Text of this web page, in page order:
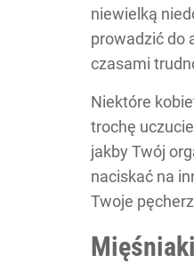
niewielką
prowadzić do
czasami
Niektóre
trochę
jakby Twój
naciskać na
Twoje